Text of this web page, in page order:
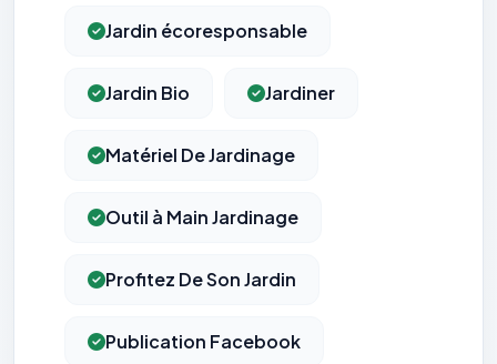
Jardin écoresponsable
Jardin Bio Jardiner
Matériel De Jardinage
Outil à Main Jardinage
Profitez De Son Jardin
Publication Facebook